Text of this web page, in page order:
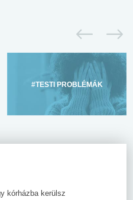
#TESTI PROBLÉMÁK
kórházba kerülsz